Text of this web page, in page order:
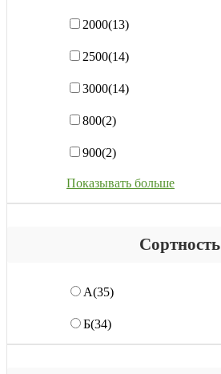
2000(13)
2500(14)
3000(14)
800(2)
900(2)
Показывать больше
Сортность
А(35)
Б(34)